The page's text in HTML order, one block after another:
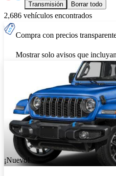
Transmisión Borrar todo
2,686 vehículos encontrados
Compra con precios
Mostrar solo avisos que
¡Nuevo!